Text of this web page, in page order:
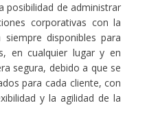
posibilidad de administrar
corporativas con la
disponibles para
en cualquier lugar y en
segura, debido a que se
para cada cliente, con
y la agilidad de la